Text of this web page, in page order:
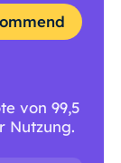
von 99,5
Nutzung.